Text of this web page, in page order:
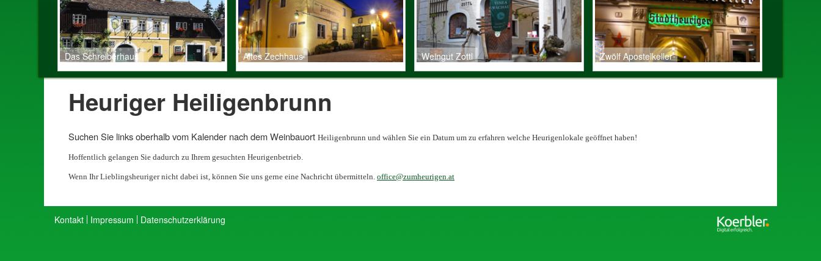
Das Schreiberhaus Altes Zechhaus Weingut Zottl Zwölf Apostelkeller
Heuriger Heiligenbrunn
Suchen Sie links oberhalb vom Kalender nach demWeinbauort Heiligenbrunn und wählen Sie ein Datum um zu erfahren welche Heurigenlokale geöffnet haben!
Hoffentlich gelangen Sie dadurch zu Ihrem gesuchten Heurigenbetrieb.
Wenn Ihr Lieblingsheuriger nicht dabei ist, können Sie uns gerne eine Nachricht übermitteln. office@zumheurigen.at
Kontakt Impressum Datenschutzerklärung